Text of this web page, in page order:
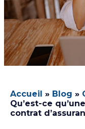
Accueil » Blog »
Qu’est-ce
contrat